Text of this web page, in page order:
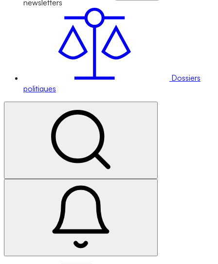
newsletters
Dossiers
politiques